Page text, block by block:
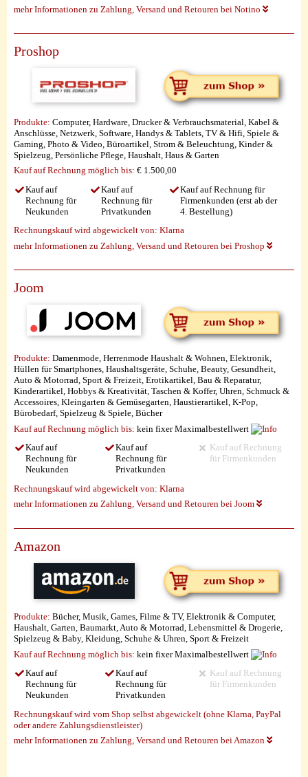
mehr Informationen zu Zahlung, Versand und Retouren bei Notino
Proshop
Produkte: Computer, Hardware, Drucker & Verbrauchsmaterial, Kabel &
Anschlüsse, Netzwerk, Software, Handys & Tablets, TV & Hifi, Spiele &
Gaming, Photo & Video, Büroartikel, Strom & Beleuchtung, Kinder &
Spielzeug, Persönliche Pflege, Haushalt, Haus & Garten
Kauf auf Rechnung möglich bis: € 1.500,00
Kauf auf
Rechnung für
Neukunden
Kauf auf
Rechnung für
Privatkunden
Kauf auf Rechnung für
Firmenkunden (erst ab der
4. Bestellung)
Rechnungskauf wird abgewickelt von: Klarna
mehr Informationen zu Zahlung, Versand und Retouren bei Proshop
Joom
Produkte: Damenmode, Herrenmode Haushalt & Wohnen, Elektronik,
Hüllen für Smartphones, Haushaltsgeräte, Schuhe, Beauty, Gesundheit,
Auto & Motorrad, Sport & Freizeit, Erotikartikel, Bau & Reparatur,
Kinderartikel, Hobbys & Kreativität, Taschen & Koffer, Uhren, Schmuck &
Accessoires, Kleingarten & Gemüsegarten, Haustierartikel, K-Pop,
Bürobedarf, Spielzeug & Spiele, Bücher
Kauf auf Rechnung möglich bis: kein fixer Maximalbestellwert
Kauf auf
Rechnung für
Neukunden
Kauf auf
Rechnung für
Privatkunden
Kauf auf Rechnung
für Firmenkunden
Rechnungskauf wird abgewickelt von: Klarna
mehr Informationen zu Zahlung, Versand und Retouren bei Joom
Amazon
Produkte: Bücher, Musik, Games, Filme & TV, Elektronik & Computer,
Haushalt, Garten, Baumarkt, Auto & Motorrad, Lebensmittel & Drogerie,
Spielzeug & Baby, Kleidung, Schuhe & Uhren, Sport & Freizeit
Kauf auf Rechnung möglich bis: kein fixer Maximalbestellwert
Kauf auf
Rechnung für
Neukunden
Kauf auf
Rechnung für
Privatkunden
Kauf auf Rechnung
für Firmenkunden
Rechnungskauf wird vom Shop selbst abgewickelt (ohne Klarna, PayPal
oder andere Zahlungsdienstleister)
mehr Informationen zu Zahlung, Versand und Retouren bei Amazon